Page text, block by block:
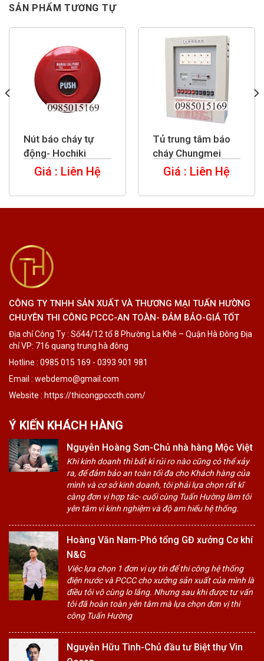
SẢN PHẨM TƯƠNG TỰ
Nút báo cháy tự
động- Hochiki
Giá : Liên Hệ
Tủ trung tâm báo
cháy Chungmei
Giá : Liên Hệ
CÔNG TY TNHH SẢN XUẤT VÀ THƯƠNG MẠI TUẤN HƯỜNG
CHUYÊN THI CÔNG PCCC-AN TOÀN- ĐẢM BẢO-GIÁ TỐT
Địa chỉ Công Ty : Số44/12 tổ 8 Phường La Khê – Quận Hà Đông Địa
chỉ VP: 716 quang trung hà đông
Hotline : 0985 015 169 - 0393 901 981
Email : webdemo@gmail.com
Website : https://thicongpcccth.com/
Ý KIẾN KHÁCH HÀNG
Nguyễn Hoàng Sơn-Chủ nhà hàng Mộc Việt
Khi kinh doanh thì bất kì rủi ro nào cũng có thể xảy
ra, để đảm bảo an toàn tối đa cho Khách hàng của
mình và cơ sở kinh doanh, tôi phải lựa chọn rất kĩ
càng đơn vị hợp tác- cuối cùng Tuấn Hường làm tôi
yên tâm vì kinh nghiệm và độ am hiểu hệ thống.
Hoàng Văn Nam-Phó tổng GĐ xưởng Cơ khí
N&G
Việc lựa chọn 1 đơn vị uy tín để thi công hệ thống
điện nước và PCCC cho xưởng sản xuất của mình là
điều tôi vô cùng lo lắng. Nhưng sau khi được tư vấn
tôi đã hoàn toàn yên tâm mà lựa chọn đơn vị thi
công Tuấn Hường
Nguyễn Hữu Tình-Chủ đầu tư Biệt thự Vin